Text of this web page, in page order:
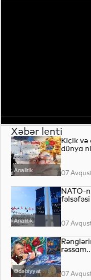
Xəbər lenti
Analitik
Kiçik
dünya
07
Analitik
NATO-
fəlsəfəsi
07
Ədəbiyyat 07